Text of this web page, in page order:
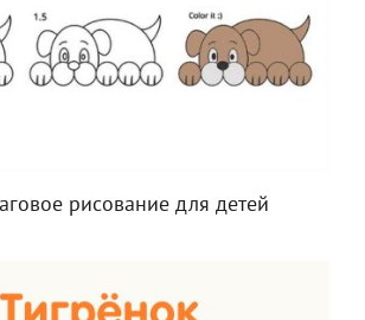
рисование для детей